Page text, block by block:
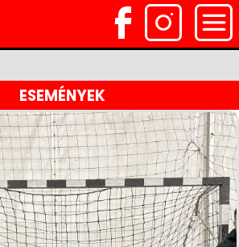
ESEMÉNYEK